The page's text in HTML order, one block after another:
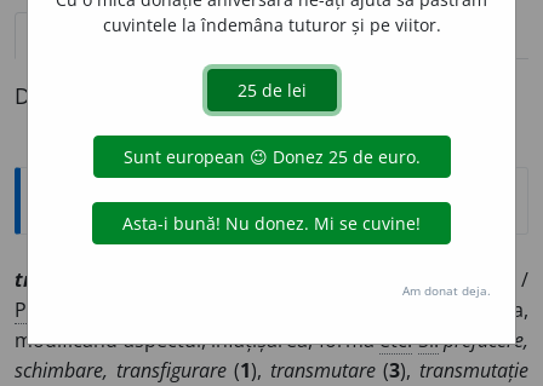
definiții (1) pronunțievolume_up (50)
Definiția cu ID-ul 1204959:
Explicative DEX
transform
/
Pl
Trecere de la o stare la alta,
modificând aspectul, înfățișarea, formaetc. Si: prefacere,
schimbare, transfigurare(1), transmutare(3), transmutație
cuvintele la îndemâna tuturor și pe viitor.
Am donat deja.